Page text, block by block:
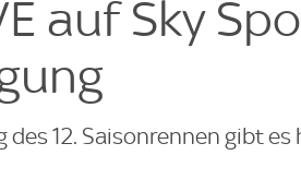
auf Sky
12. Saisonrennen gibt es